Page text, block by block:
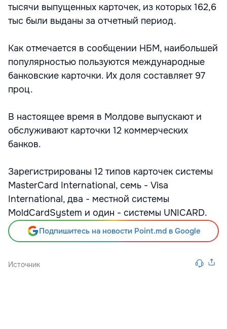
тысячи выпущенных карточек, из которых 162,6
тыс были выданы за отчетный период.
Как отмечается в сообщении НБМ, наибольшей
популярностью пользуются международные
банковские карточки. Их доля составляет 97
проц.
В настоящее время в Молдове выпускают и
обслуживают карточки 12 коммерческих
банков.
Зарегистрированы 12 типов карточек системы
MasterCard International, семь - Visa
International, два - местной системы
MoldCardSystem и один - системы UNICARD.
Подпишитесь на новости Point.md в Google
Источник